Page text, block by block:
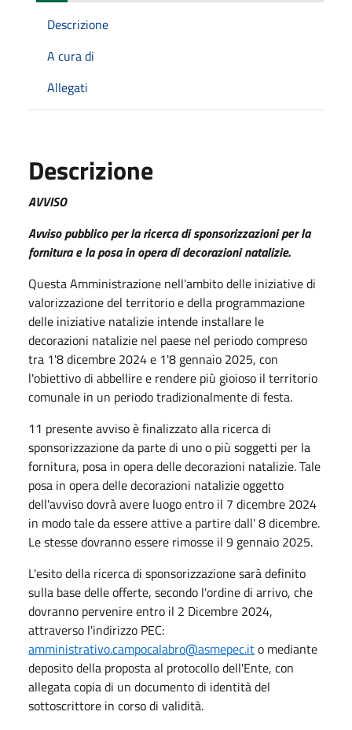
Descrizione
A cura di
Allegati
Descrizione
AVVISO
Avviso pubblico per la ricerca di sponsorizzazioni per la
fornitura e la posa in opera di decorazioni natalizie.
Questa Amministrazione nell'ambito delle iniziative di
valorizzazione del territorio e della programmazione
delle iniziative natalizie intende installare le
decorazioni natalizie nel paese nel periodo compreso
tra 1'8 dicembre 2024 e 1'8 gennaio 2025, con
l'obiettivo di abbellire e rendere più gioioso il territorio
comunale in un periodo tradizionalmente di festa.
11 presente avviso è finalizzato alla ricerca di
sponsorizzazione da parte di uno o più soggetti per la
fornitura, posa in opera delle decorazioni natalizie. Tale
posa in opera delle decorazioni natalizie oggetto
dell'avviso dovrà avere luogo entro il 7 dicembre 2024
in modo tale da essere attive a partire dall' 8 dicembre.
Le stesse dovranno essere rimosse il 9 gennaio 2025.
L'esito della ricerca di sponsorizzazione sarà definito
sulla base delle offerte, secondo l'ordine di arrivo, che
dovranno pervenire entro il 2 Dicembre 2024,
attraverso l'indirizzo PEC:
amministrativo.campocalabro@asmepec.ito mediante
deposito della proposta al protocollo dell'Ente, con
allegata copia di un documento di identità del
sottoscrittore in corso di validità.